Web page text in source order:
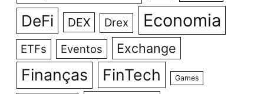
DeFi DEX Drex Economia
ETFs Eventos Exchange
Finanças FinTech Games